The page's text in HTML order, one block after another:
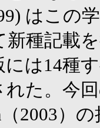
はこの
新種記載
には14種
れた。今
2003）